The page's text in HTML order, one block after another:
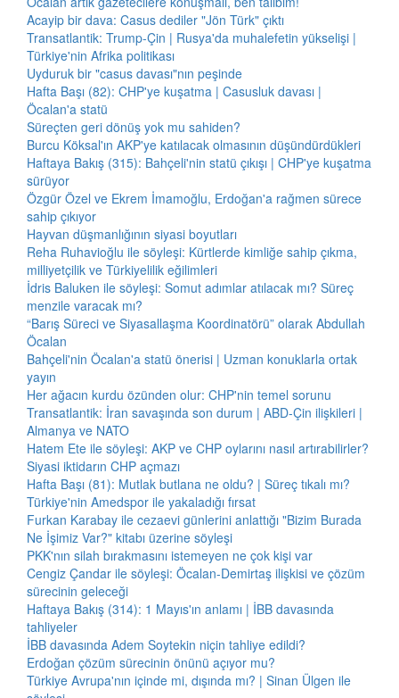
Acayip bir dava: Casus dediler "Jön Türk" çıktı
Transatlantik: Trump-Çin | Rusya'da muhalefetin yükselişi |
Türkiye'nin Afrika politikası
Uyduruk bir "casus davası"nın peşinde
Hafta Başı (82): CHP'ye kuşatma | Casusluk davası |
Öcalan'a statü
Süreçten geri dönüş yok mu sahiden?
Burcu Köksal'ın AKP'ye katılacak olmasının düşündürdükleri
Haftaya Bakış (315): Bahçeli'nin statü çıkışı | CHP'ye kuşatma
sürüyor
Özgür Özel ve Ekrem İmamoğlu, Erdoğan'a rağmen sürece
sahip çıkıyor
Hayvan düşmanlığının siyasi boyutları
Reha Ruhavioğlu ile söyleşi: Kürtlerde kimliğe sahip çıkma,
milliyetçilik ve Türkiyelilik eğilimleri
İdris Baluken ile söyleşi: Somut adımlar atılacak mı? Süreç
menzile varacak mı?
“Barış Süreci ve Siyasallaşma Koordinatörü” olarak Abdullah
Öcalan
Bahçeli'nin Öcalan'a statü önerisi | Uzman konuklarla ortak
yayın
Her ağacın kurdu özünden olur: CHP'nin temel sorunu
Transatlantik: İran savaşında son durum | ABD-Çin ilişkileri |
Almanya ve NATO
Hatem Ete ile söyleşi: AKP ve CHP oylarını nasıl artırabilirler?
Siyasi iktidarın CHP açmazı
Hafta Başı (81): Mutlak butlana ne oldu? | Süreç tıkalı mı?
Türkiye'nin Amedspor ile yakaladığı fırsat
Furkan Karabay ile cezaevi günlerini anlattığı "Bizim Burada
Ne İşimiz Var?" kitabı üzerine söyleşi
PKK'nın silah bırakmasını istemeyen ne çok kişi var
Cengiz Çandar ile söyleşi: Öcalan-Demirtaş ilişkisi ve çözüm
sürecinin geleceği
Haftaya Bakış (314): 1 Mayıs'ın anlamı | İBB davasında
tahliyeler
İBB davasında Adem Soytekin niçin tahliye edildi?
Erdoğan çözüm sürecinin önünü açıyor mu?
Türkiye Avrupa'nın içinde mi, dışında mı? | Sinan Ülgen ile